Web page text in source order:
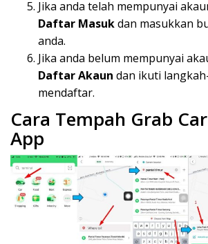
Jika anda telah mempunyai
Daftar Masukdan masukkan
anda.
Jika anda belum mempunyai
Daftar Akaun dan ikuti
mendaftar.
Cara Tempah Grab
App